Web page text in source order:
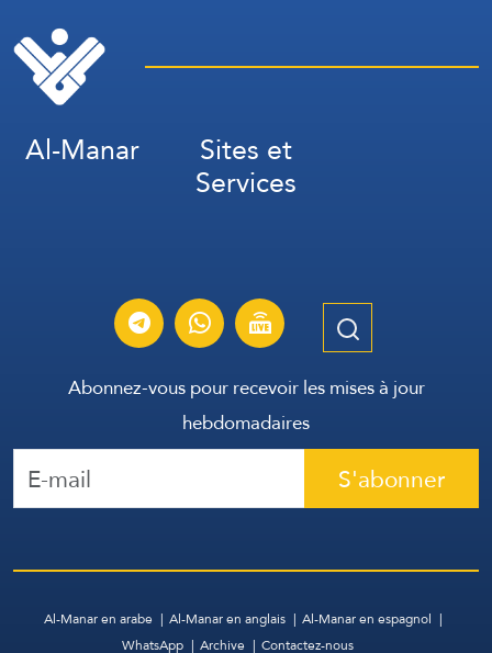
Al-Manar Sites et
Services
Abonnez-vous pour recevoir les mises à jour
hebdomadaires
S'abonner
Al-Manar en arabe Al-Manar en anglais
Al-Manar en espagnol
WhatsApp
Archive Contactez-nous